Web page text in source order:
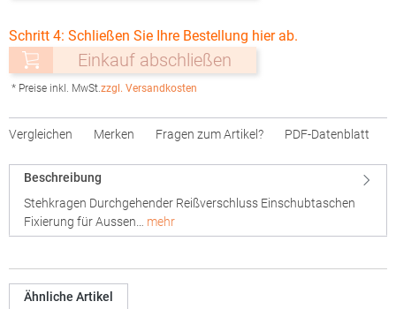
Schritt 4: Schließen Sie Ihre Bestellung hier ab.
Einkauf abschließen
* Preise inkl. MwSt.zzgl. Versandkosten
Vergleichen Merken Fragen zum Artikel? PDF-Datenblatt
Beschreibung
Stehkragen Durchgehender Reißverschluss Einschubtaschen
Fixierung für Aussen… mehr
Ähnliche Artikel